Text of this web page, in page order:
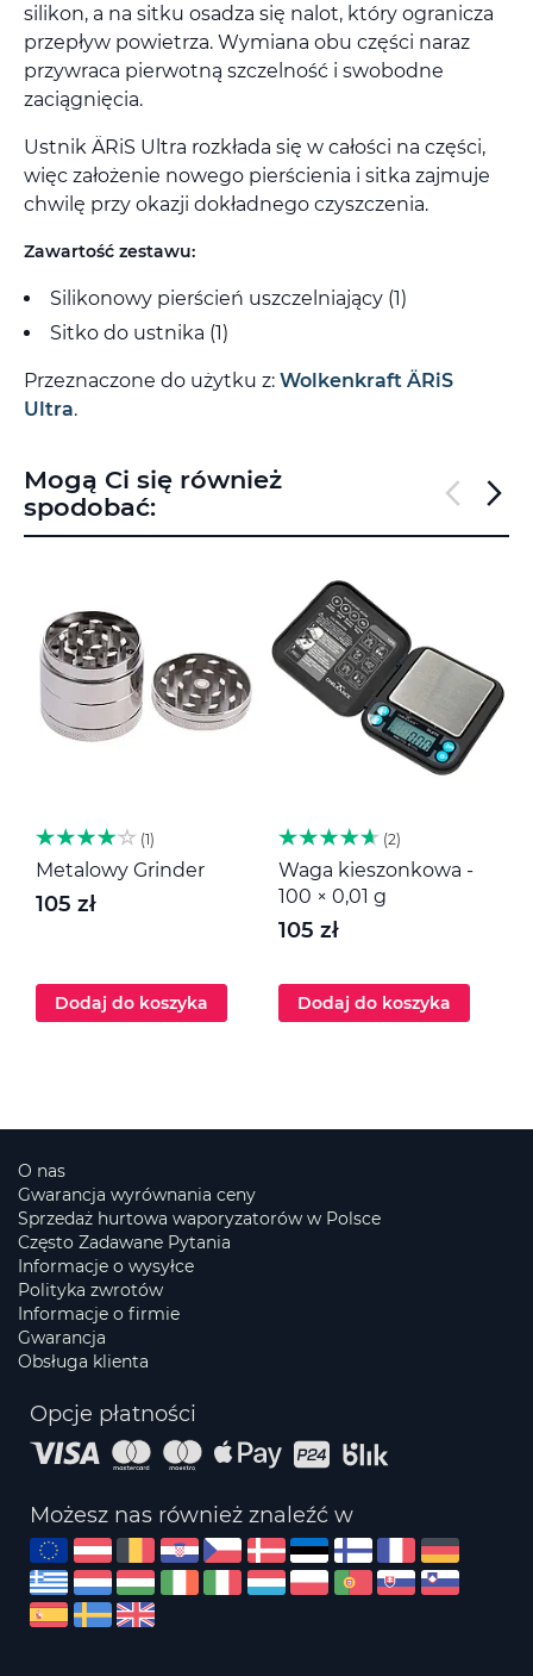
silikon, a na sitku osadza się nalot, który ogranicza
przepływ powietrza. Wymiana obu części naraz
przywraca pierwotną szczelność i swobodne
zaciągnięcia.
Ustnik ÄRiS Ultra rozkłada się w całości na części,
więc założenie nowego pierścienia i sitka zajmuje
chwilę przy okazji dokładnego czyszczenia.
Zawartość zestawu:
Silikonowy pierścień uszczelniający (1)
Sitko do ustnika (1)
Przeznaczone do użytku z: Wolkenkraft ÄRiS
Ultra.
Mogą Ci się również
spodobać:
1
Metalowy Grinder
105 zł
Dodaj do koszyka
2
Waga kieszonkowa -
100 × 0,01 g
105 zł
Dodaj do koszyka
O nas
Gwarancja wyrównania ceny
Sprzedaż hurtowa waporyzatorów w Polsce
Często Zadawane Pytania
Informacje o wysyłce
Polityka zwrotów
Informacje o firmie
Gwarancja
Obsługa klienta
Opcje płatności
Możesz nas również znaleźć w